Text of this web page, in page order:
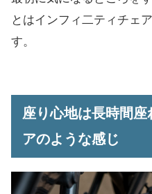
とはインフィ二ティチェ
す。
座り心地は長時間
アのような感じ